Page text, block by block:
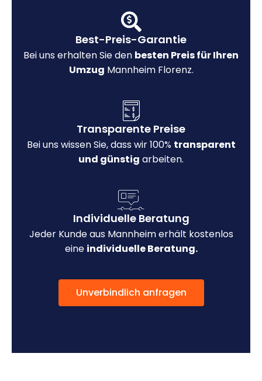
Best-Preis-Garantie
Bei uns erhalten Sie den besten Preis für Ihren
Umzug Mannheim Florenz.
Transparente Preise
Bei uns wissen Sie, dass wir 100% transparent
und günstig arbeiten.
Individuelle Beratung
Jeder Kunde aus Mannheim erhält kostenlos
eine individuelle Beratung.
Unverbindlich anfragen